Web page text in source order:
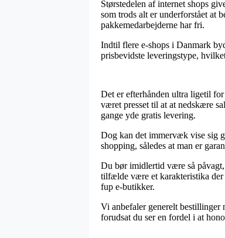
Størstedelen af internet shops
som trods alt er underforstået at
pakkemedarbejderne har fri.
Indtil flere e-shops i Danmark
prisbevidste leveringstype,
Det er efterhånden ultra ligetil
været presset til at at nedskære
gange yde gratis levering.
Dog kan det immervæk vise sig
shopping, således at man er
Du bør imidlertid være så
tilfælde være et karakteristika
fup e-butikker.
Vi anbefaler generelt
forudsat du ser en fordel i at